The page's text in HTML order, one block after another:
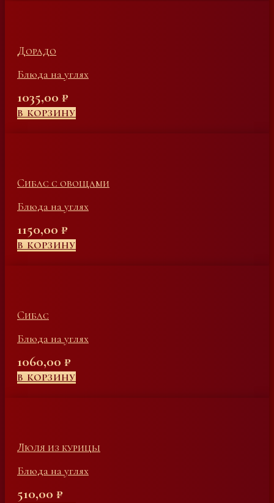
Дорадо
Блюда на углях
1035,00 ₽
В КОРЗИНУ
Сибас с овощами
Блюда на углях
1150,00 ₽
В КОРЗИНУ
Сибас
Блюда на углях
1060,00 ₽
В КОРЗИНУ
Люля из курицы
Блюда на углях
510,00 ₽